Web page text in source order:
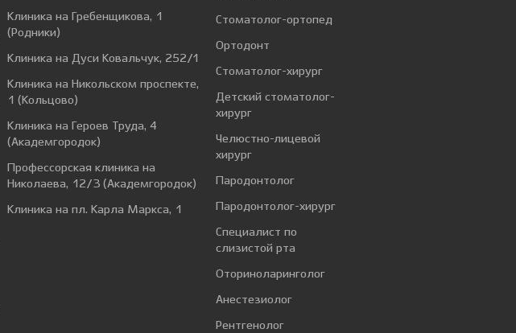
Клиника на Гребенщикова, 1
(Родники)
Клиника на Дуси Ковальчук, 252/1
Клиника на Никольском проспекте,
1 (Кольцово)
Клиника на Героев Труда, 4
(Академгородок)
Профессорская клиника на
Николаева, 12/3 (Академгородок)
Клиника на пл. Карла Маркса, 1
Стоматолог-ортопед
Ортодонт
Стоматолог-хирург
Детский стоматолог-
хирург
Челюстно-лицевой
хирург
Пародонтолог
Пародонтолог-хирург
Специалист по
слизистой рта
Оториноларинголог
Анестезиолог
Рентгенолог